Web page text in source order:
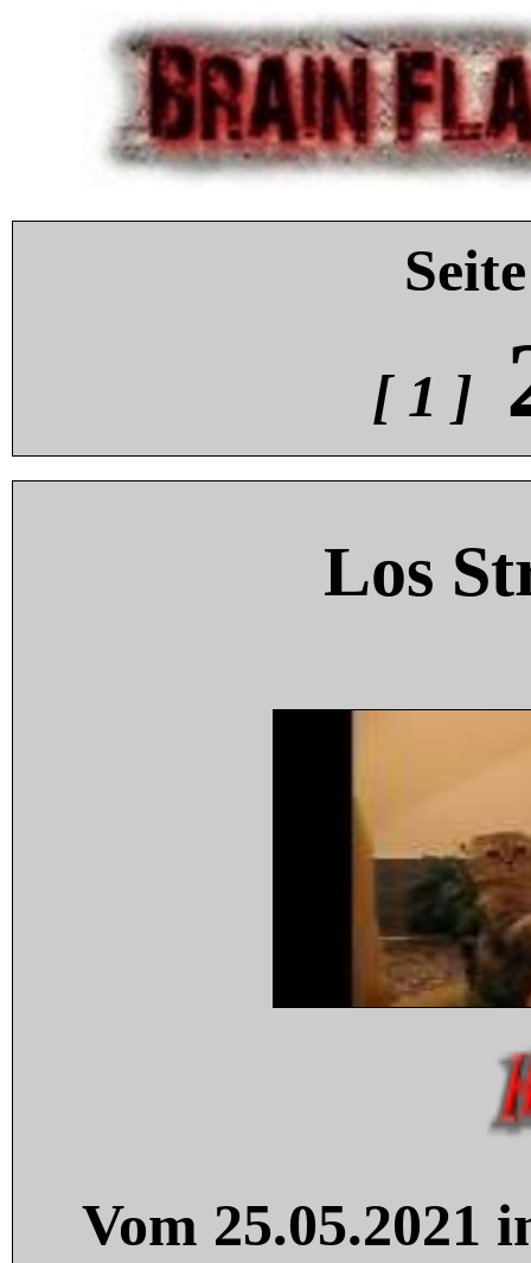
[ 1 ]
Los
Vom 25.05.2021